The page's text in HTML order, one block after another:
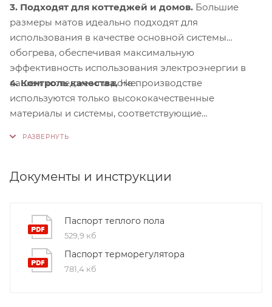
3. Подходят для коттеджей и домов. Большие
размеры матов идеально подходят для
использования в качестве основной системы
обогрева, обеспечивая максимальную
эффективность использования электроэнергии в
вашем коттедже или доме.
4. Контроль качества.На производстве
используются только высококачественные
материалы и системы, соответствующие
Документы и инструкции
Паспорт теплого пола
529,9 кб
Паспорт терморегулятора
781,4 кб